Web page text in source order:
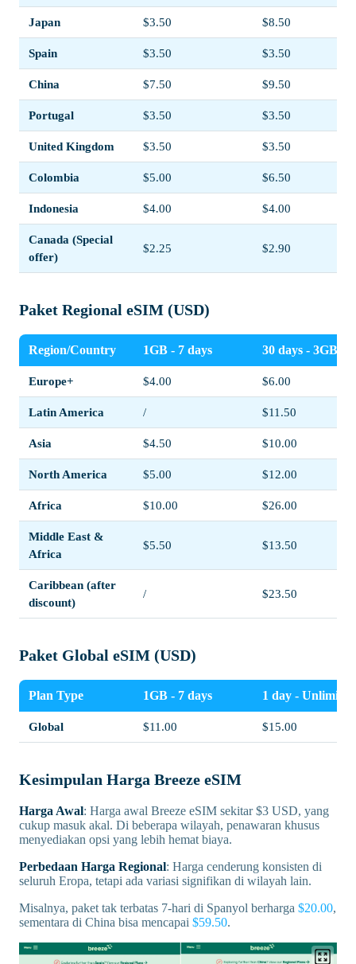
Japan $3.50 $8.50
Spain $3.50 $3.50
China $7.50 $9.50
Portugal $3.50 $3.50
United Kingdom $3.50 $3.50
Colombia $5.00 $6.50
Indonesia $4.00 $4.00
Canada (Special
offer)
$2.25 $2.90
Paket Regional eSIM (USD)
Region/Country 1GB - 7 days 30 days - 3GB
Europe+ $4.00 $6.00
Latin America / $11.50
Asia $4.50 $10.00
North America $5.00 $12.00
Africa $10.00 $26.00
Middle East &
Africa
$5.50 $13.50
Caribbean (after
discount)
/ $23.50
Paket Global eSIM (USD)
Plan Type 1GB - 7 days 1 day - Unlimited
Global $11.00 $15.00
Kesimpulan Harga Breeze eSIM
Harga Awal: Harga awal Breeze eSIM sekitar $3 USD, yang
cukup masuk akal. Di beberapa wilayah, penawaran khusus
menyediakan opsi yang lebih hemat biaya.
Perbedaan Harga Regional: Harga cenderung konsisten di
seluruh Eropa, tetapi ada variasi signifikan di wilayah lain.
Misalnya, paket tak terbatas 7-hari di Spanyol berharga $20.00,
sementara di China bisa mencapai $59.50.